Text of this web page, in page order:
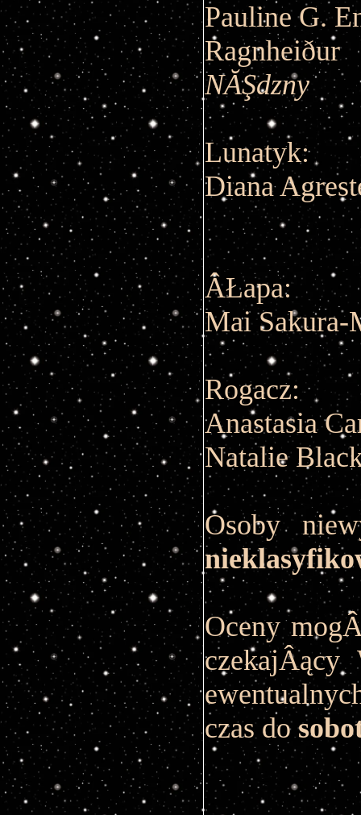
Pauline G.
NĂŞdzny
Lunatyk:
Diana
ÂŁapa:
Mai Sakura-
Rogacz:
Anastasia
Natalie
Osoby
Oceny
czas do